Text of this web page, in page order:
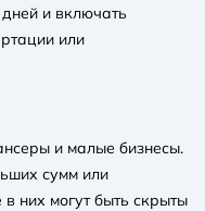
и включать
или
и малые бизнесы.
сумм или
них могут быть скрыты